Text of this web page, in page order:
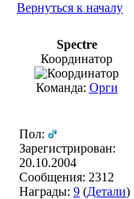
Вернуться к началу
Spectre
Координатор
Команда: Орги
Пол:
Зарегистрирован:
20.10.2004
Сообщения: 2312
Награды: 9 (Детали)